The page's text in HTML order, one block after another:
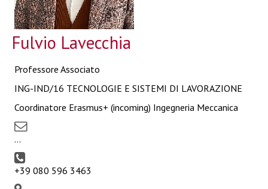
Fulvio Lavecchia
Professore Associato
ING-IND/16 TECNOLOGIE E SISTEMI DI LAVORAZIONE
Coordinatore Erasmus+ (incoming) Ingegneria Meccanica
...
+39 080 596 3463